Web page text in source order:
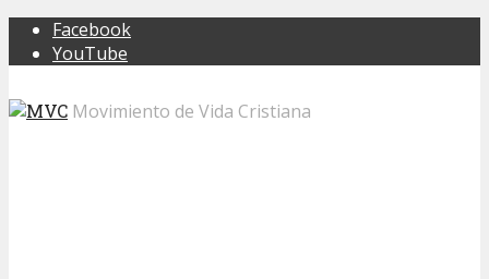
Facebook
YouTube
Movimiento de Vida Cristiana